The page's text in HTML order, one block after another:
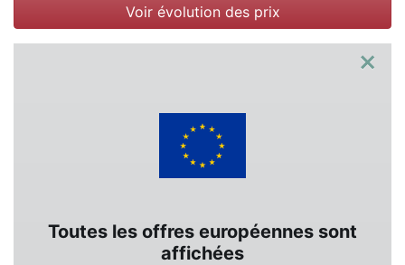
Voir évolution des prix
×
Toutes les offres européennes sont
affichées